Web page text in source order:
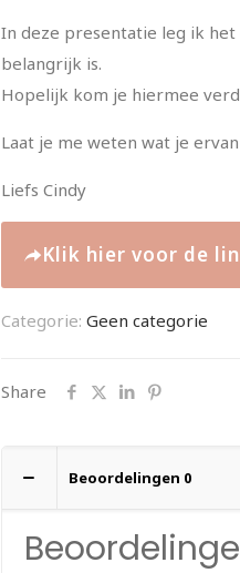
In deze presentatie leg ik
belangrijk is.
Hopelijk kom je hiermee
Laat je me weten wat je
Liefs Cindy
Klik hier voor de
Categorie: Geen categorie
Share
Beoordelingen 0